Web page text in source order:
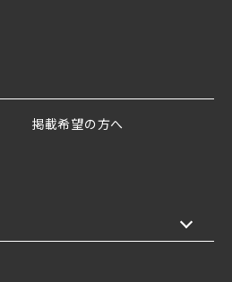
掲載希望の方へ